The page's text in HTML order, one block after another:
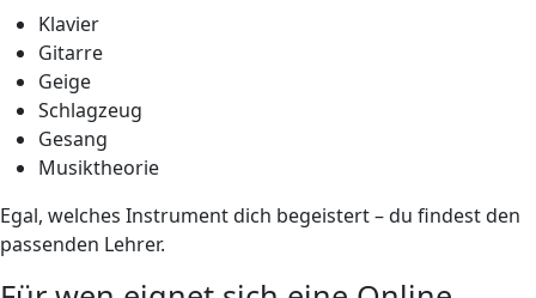
Klavier
Gitarre
Geige
Schlagzeug
Gesang
Musiktheorie
Egal, welches Instrument dich begeistert – du findest den
passenden Lehrer.